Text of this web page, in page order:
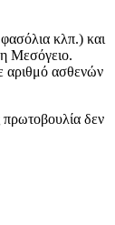
κλπ.) και
Μεσόγειο.
αριθμό ασθενών
πρωτοβουλία δεν